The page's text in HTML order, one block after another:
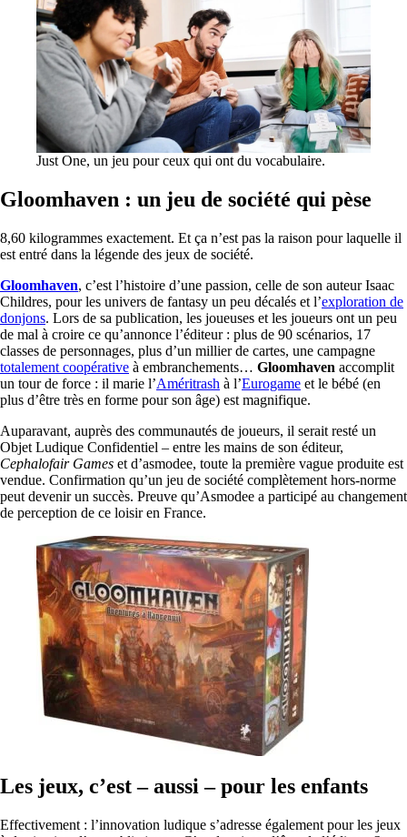
Just One, un jeu pour ceux qui ont du vocabulaire.
Gloomhaven : un jeu de société qui pèse
8,60 kilogrammes exactement. Et ça n’est pas la raison pour laquelle il
est entré dans la légende des jeux de société.
Gloomhaven, c’est l’histoire d’une passion, celle de son auteur Isaac
Childres, pour les univers de fantasy un peu décalés et l’exploration de
donjons. Lors de sa publication, les joueuses et les joueurs ont un peu
de mal à croire ce qu’annonce l’éditeur : plus de 90 scénarios, 17
classes de personnages, plus d’un millier de cartes, une campagne
totalement coopérative à embranchements… Gloomhaven accomplit
un tour de force : il marie l’Améritrash à l’Eurogame et le bébé (en
plus d’être très en forme pour son âge) est magnifique.
Auparavant, auprès des communautés de joueurs, il serait resté un
Objet Ludique Confidentiel – entre les mains de son éditeur,
Cephalofair Games et d’asmodee, toute la première vague produite est
vendue. Confirmation qu’un jeu de société complètement hors-norme
peut devenir un succès. Preuve qu’Asmodee a participé au changement
de perception de ce loisir en France.
Les jeux, c’est – aussi – pour les enfants
Effectivement : l’innovation ludique s’adresse également pour les jeux